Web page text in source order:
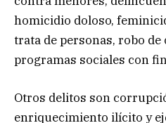
homicidio doloso,
trata de personas, robo
programas sociales con
Otros delitos son
enriquecimiento ilícito y